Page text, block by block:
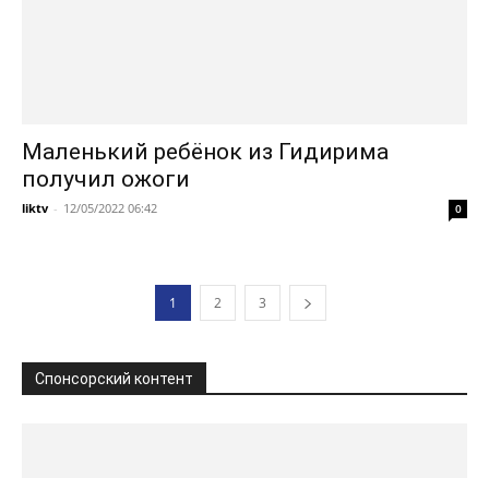
Маленький ребёнок из Гидирима
получил ожоги
liktv - 12/05/2022 06:42 0
1 2 3
Спонсорский контент